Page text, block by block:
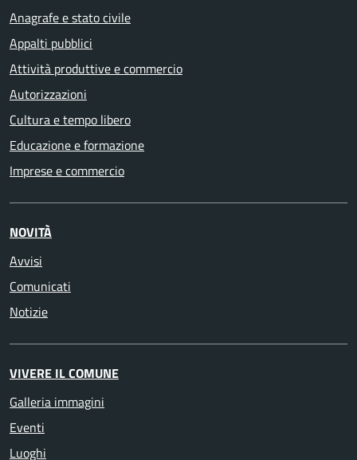
Anagrafe e stato civile
Appalti pubblici
Attività produttive e commercio
Autorizzazioni
Cultura e tempo libero
Educazione e formazione
Imprese e commercio
NOVITÀ
Avvisi
Comunicati
Notizie
VIVERE IL COMUNE
Galleria immagini
Eventi
Luoghi